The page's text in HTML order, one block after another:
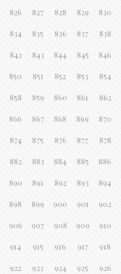
826 827 828 829 830
834 835 836 837 838
842 843 844 845 846
850 851 852 853 854
858 859 860 861 862
866 867 868 869 870
874 875 876 877 878
882 883 884 885 886
890 891 892 893 894
898 899 900 901 902
906 907 908 909 910
914 915 916 917 918
922 923 924 925 926